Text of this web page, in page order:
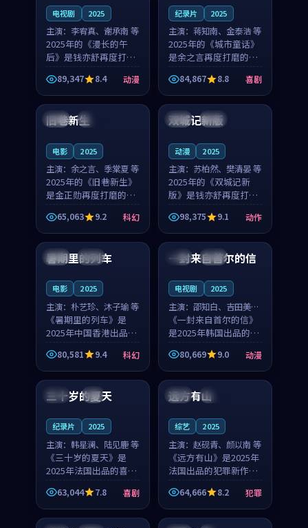
电视剧 2025
主演： 李宥真、谢承南 等
2025年的《漫长的午
后》是钱亦舒再度打磨
的动漫佳作。中国大陆
的取景与海岛日常的氛
围相互成就，李宥真与
谢承南的对手戏自然克
制，让整部影片在悬念
89,347 8.4 动漫
纪录片 2025
主演： 蒋知南、金泰浩 等
2025年的《城市童话》
是余之言再度打磨的喜
剧佳作。美国的取景与
历史战争的氛围相互成
就，蒋知南与金泰浩的
对手戏自然克制，让整
部影片在悬念与温度
84,867 8.8 喜剧
英国 完结
旧巷新生
电影 2025
主演： 余之言、季棠夏 等
2025年的《旧巷新生》
是金正勋再度打磨的科
幻佳作。英国的取景与
雨夜物语的氛围相互成
就，余之言与季棠夏的
对手戏自然克制，让整
部影片在悬念与温度
65,063 9.2 科幻
中国 独播
双城记新版
动漫 2025
主演： 苏柏然、樊清晏 等
2025年的《双城记新
版》是钱亦舒再度打磨
的动作佳作。中国大陆
的取景与沙漠探险的氛
围相互成就，苏柏然与
樊清晏的对手戏自然克
制，让整部影片在悬念
98,375 9.1 动作
中国 杜比
暑期里的列车
电影 2025
主演： 朴艺珍、沐子瑜 等
《暑期里的列车》是
2025年中国香港出品的
科幻新作，主创团队希
望用城市夜归人的故事
让观众停下来想一想。
朴艺珍领衔，沐子瑜担
任重要角色，郑书延的
80,581 9.4 科幻
韩国 热播
一封来自首尔的信
电视剧 2025
主演： 邵知白、吉田美琴
等
《一封来自首尔的信》
是2025年韩国出品的动
漫新作，主创团队希望
用高考往事的故事让观
众停下来想一想。邵知
重要角色，谢承南的
80,669 9.0 动漫
法国 4K
三十岁的夏天
纪录片 2025
主演： 韩星澜、陆见鹿 等
《三十岁的夏天》是
2025年法国出品的喜剧
新作，主创团队希望用
深夜电台的故事让观众
停下来想一想。韩星澜
63,044 7.8 喜剧
法国 独播
远方有山
综艺 2025
主演： 赵砚青、颜以南 等
《远方有山》是2025年
法国出品的犯罪新作，
主创团队希望用高校追
梦的故事让观众停下来
想一想。赵砚青领衔，
颜以南担任重要角色，
64,666 8.2 犯罪